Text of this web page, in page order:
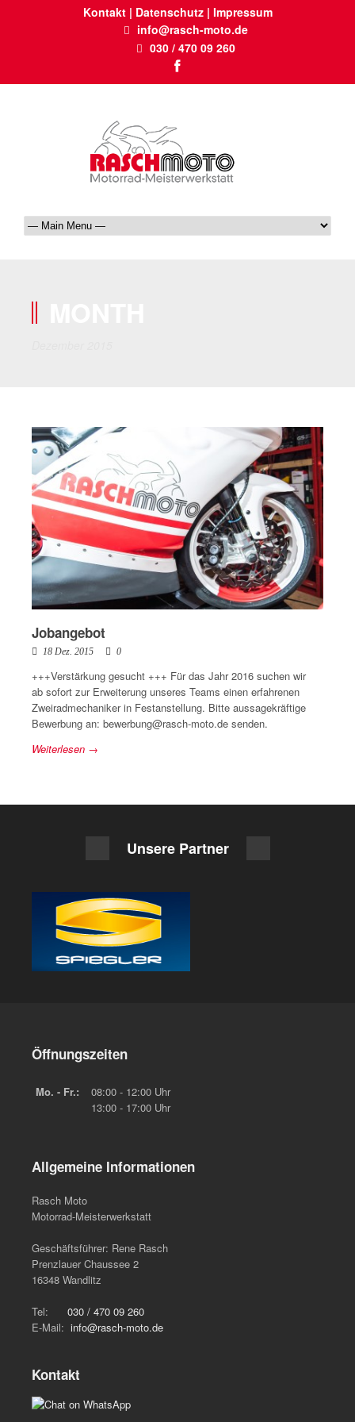
Kontakt| Datenschutz| Impressum
info@rasch-moto.de
030 / 470 09 260
Jobangebot
18 Dez. 2015 0
+++Verstärkung gesucht +++ Für das Jahr 2016 suchen wir
ab sofort zur Erweiterung unseres Teams einen erfahrenen
Zweiradmechaniker in Festanstellung. Bitte aussagekräftige
Bewerbung an: bewerbung@rasch-moto.de senden.
Weiterlesen →
Unsere Partner
Öffnungszeiten
Mo. - Fr.:
08:00 - 12:00 Uhr
13:00 - 17:00 Uhr
Allgemeine Informationen
Rasch Moto
Motorrad-Meisterwerkstatt
Geschäftsführer: Rene Rasch
Prenzlauer Chaussee 2
16348 Wandlitz
Tel:
030 / 470 09 260
E-Mail: info@rasch-moto.de
Kontakt